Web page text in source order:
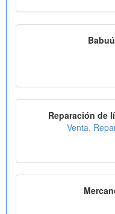
Reparación de
Venta,